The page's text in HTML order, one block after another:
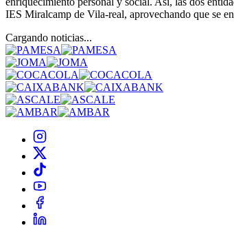
IES Miralcamp de Vila-real, aprovechando que se
Cargando noticias...